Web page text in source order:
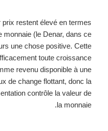
restent élevé en termes
(le Denar, dans ce
une chose positive. Cette
toute croissance
revenu disponible à une
de change flottant, donc la
contrôle la valeur de
la monnaie.